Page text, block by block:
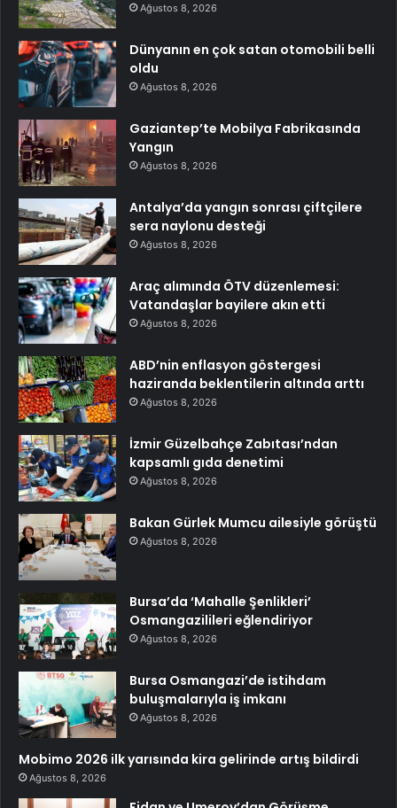
Ağustos 8, 2026
Dünyanın en çok satan otomobili belli
oldu
Ağustos 8, 2026
Gaziantep’te Mobilya Fabrikasında
Yangın
Ağustos 8, 2026
Antalya’da yangın sonrası çiftçilere
sera naylonu desteği
Ağustos 8, 2026
Araç alımında ÖTV düzenlemesi:
Vatandaşlar bayilere akın etti
Ağustos 8, 2026
ABD’nin enflasyon göstergesi
haziranda beklentilerin altında arttı
Ağustos 8, 2026
İzmir Güzelbahçe Zabıtası’ndan
kapsamlı gıda denetimi
Ağustos 8, 2026
Bakan Gürlek Mumcu ailesiyle görüştü
Ağustos 8, 2026
Bursa’da ‘Mahalle Şenlikleri’
Osmangazilileri eğlendiriyor
Ağustos 8, 2026
Bursa Osmangazi’de istihdam
buluşmalarıyla iş imkanı
Ağustos 8, 2026
Mobimo 2026 ilk yarısında kira gelirinde artış bildirdi
Ağustos 8, 2026